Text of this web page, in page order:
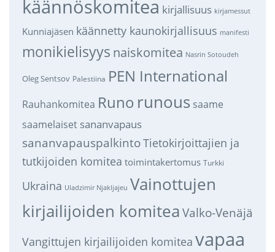
käännöskomitea kirjallisuus kirjamessut
Kunniajäsen käännetty kaunokirjallisuus manifesti
monikielisyys naiskomitea Nasrin Sotoudeh
Oleg Sentsov Palestiina PEN International
Rauhankomitea Runo runous saame
saamelaiset sananvapaus
sananvapauspalkintoTietokirjoittajien ja
tutkijoiden komitea toimintakertomus Turkki
Ukraina Uladzimir Njakljajeu Vainottujen
kirjailijoiden komitea Valko-Venäjä
Vangittujen kirjailijoiden komitea vapaa